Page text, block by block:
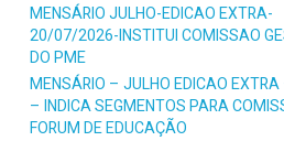
MENSÁRIO JULHO-EDICAO EXTRA-
20/07/2026-INSTITUI COMISSAO
DO PME
MENSÁRIO – JULHO EDICAO
– INDICA SEGMENTOS PARA
FORUM DE EDUCAÇÃO